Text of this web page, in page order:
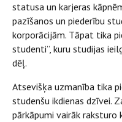
statusa un karjeras
pazīšanos un piederību
korporācijām. Tāpat tika
studenti”, kuru studijas
dēļ.
Atsevišķa uzmanība tika
studenšu ikdienas dzīvei.
pārkāpumi vairāk